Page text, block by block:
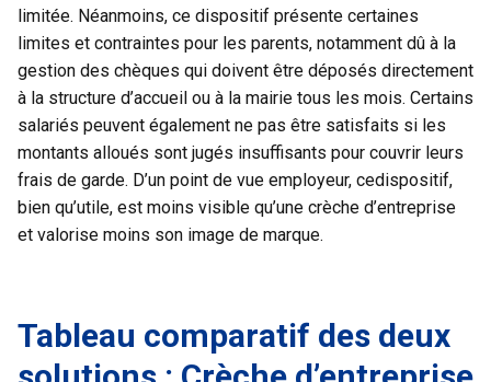
limitée. Néanmoins, ce dispositif présente certaines
limites et contraintes pour les parents, notamment dû à la
gestion des chèques qui doivent être déposés directement
à la structure d’accueil ou à la mairie tous les mois. Certains
salariés peuvent également ne pas être satisfaits si les
montants alloués sont jugés insuffisants pour couvrir leurs
frais de garde. D’un point de vue employeur, cedispositif,
bien qu’utile, est moins visible qu’une crèche d’entreprise
et valorise moins son image de marque.
Tableau comparatif des deux